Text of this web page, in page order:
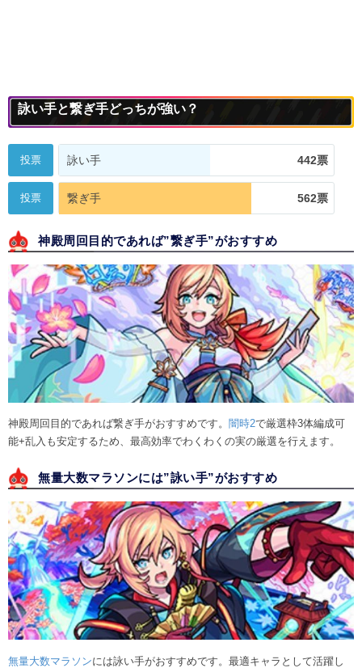
詠い手と繋ぎ手どっちが強い？
投票 詠い手 442票
投票 繋ぎ手 562票
神殿周回目的であれば”繋ぎ手”がおすすめ
神殿周回目的であれば繋ぎ手がおすすめです。 闇時2で厳選枠3体編成可
能+乱入も安定するため、最高効率でわくわくの実の厳選を行えます。
無量大数マラソンには”詠い手”がおすすめ
無量大数マラソンには詠い手がおすすめです。最適キャラとして活躍し